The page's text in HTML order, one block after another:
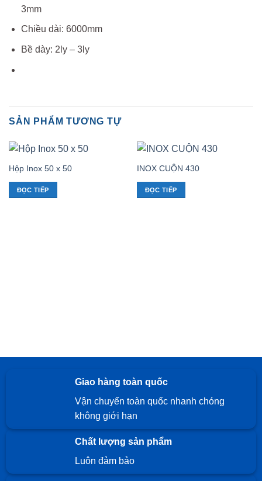
3mm
Chiều dài: 6000mm
Bề dày: 2ly – 3ly
SẢN PHẨM TƯƠNG TỰ
Hộp Inox 50 x 50
ĐỌC TIẾP
INOX CUỘN 430
ĐỌC TIẾP
Giao hàng toàn quốc
Vận chuyển toàn quốc nhanh chóng
không giới hạn
Chất lượng sản phẩm
Luôn đảm bảo